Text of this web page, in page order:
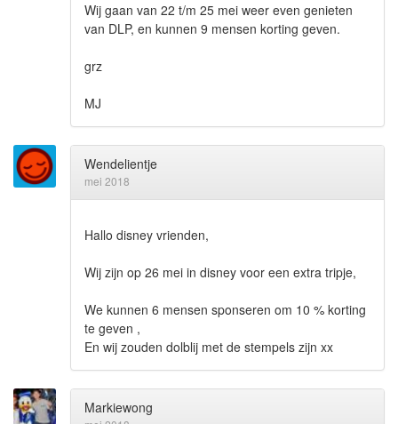
Wij gaan van 22 t/m 25 mei weer even genieten
van DLP, en kunnen 9 mensen korting geven.
grz
MJ
Wendelientje
mei 2018
Hallo disney vrienden,
Wij zijn op 26 mei in disney voor een extra tripje,
We kunnen 6 mensen sponseren om 10 % korting
te geven ,
En wij zouden dolblij met de stempels zijn xx
Markiewong